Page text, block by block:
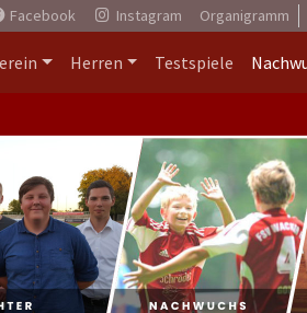
Facebook Instagram Organigramm
Herren Testspiele